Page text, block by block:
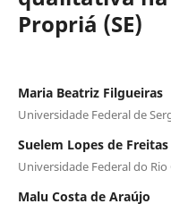
Propriá (SE)
Maria Beatriz Filgueiras
Universidade Federal de
Suelem Lopes de Freitas
Universidade Federal do
Malu Costa de Araújo